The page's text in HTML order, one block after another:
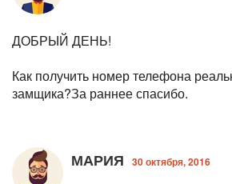
ДОБРЫЙ ДЕНЬ!
Как получить номер телефона
замщика?За раннее спасибо.
МАРИЯ 30 октября, 2016